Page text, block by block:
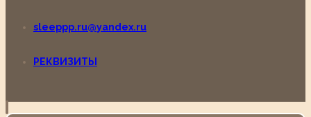
sleeppp.ru@yandex.ru
РЕКВИЗИТЫ